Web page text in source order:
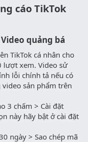
cáo TikTok
quảng bá​
TikTok cá nhân cho
lượt xem. Video sử
lỗi chính tả nếu có
sản phẩm trên
3 chấm > Cài đặt
này hãy bật ở cài đặt
ngày > Sao chép mã